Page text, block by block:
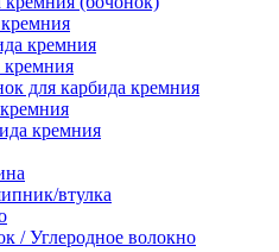
кремния
кремния
для карбида кремния
кремния
втулка
/ Углеродное волокно